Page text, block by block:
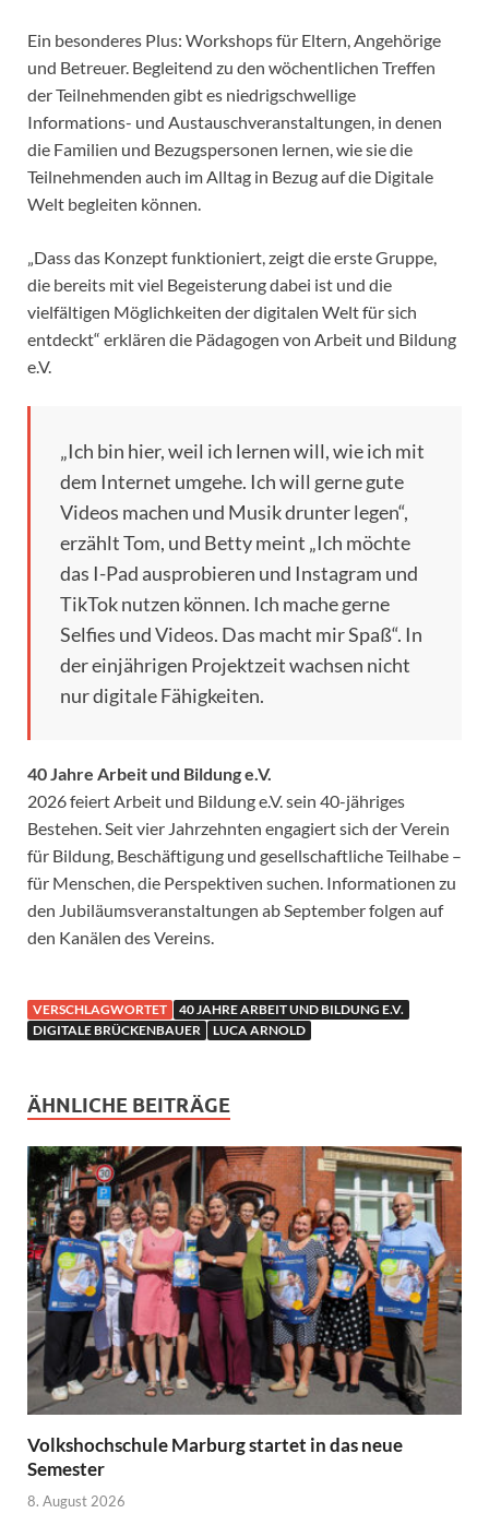
Ein besonderes Plus: Workshops für Eltern, Angehörige
und Betreuer. Begleitend zu den wöchentlichen Treffen
der Teilnehmenden gibt es niedrigschwellige
Informations- und Austauschveranstaltungen, in denen
die Familien und Bezugspersonen lernen, wie sie die
Teilnehmenden auch im Alltag in Bezug auf die Digitale
Welt begleiten können.
„Dass das Konzept funktioniert, zeigt die erste Gruppe,
die bereits mit viel Begeisterung dabei ist und die
vielfältigen Möglichkeiten der digitalen Welt für sich
entdeckt“ erklären die Pädagogen von Arbeit und Bildung
e.V.
„Ich bin hier, weil ich lernen will, wie ich mit
dem Internet umgehe. Ich will gerne gute
Videos machen und Musik drunter legen“,
erzählt Tom, und Betty meint „Ich möchte
das I-Pad ausprobieren und Instagram und
TikTok nutzen können. Ich mache gerne
Selfies und Videos. Das macht mir Spaß“. In
der einjährigen Projektzeit wachsen nicht
nur digitale Fähigkeiten.
40 Jahre Arbeit und Bildung e.V.
2026 feiert Arbeit und Bildung e.V. sein 40-jähriges
Bestehen. Seit vier Jahrzehnten engagiert sich der Verein
für Bildung, Beschäftigung und gesellschaftliche Teilhabe –
für Menschen, die Perspektiven suchen. Informationen zu
den Jubiläumsveranstaltungen ab September folgen auf
den Kanälen des Vereins.
VERSCHLAGWORTET
40 JAHRE ARBEIT UND BILDUNG E.V.
DIGITALE BRÜCKENBAUER
LUCA ARNOLD
ÄHNLICHE BEITRÄGE
Volkshochschule Marburg startet in das neue
Semester
8. August 2026